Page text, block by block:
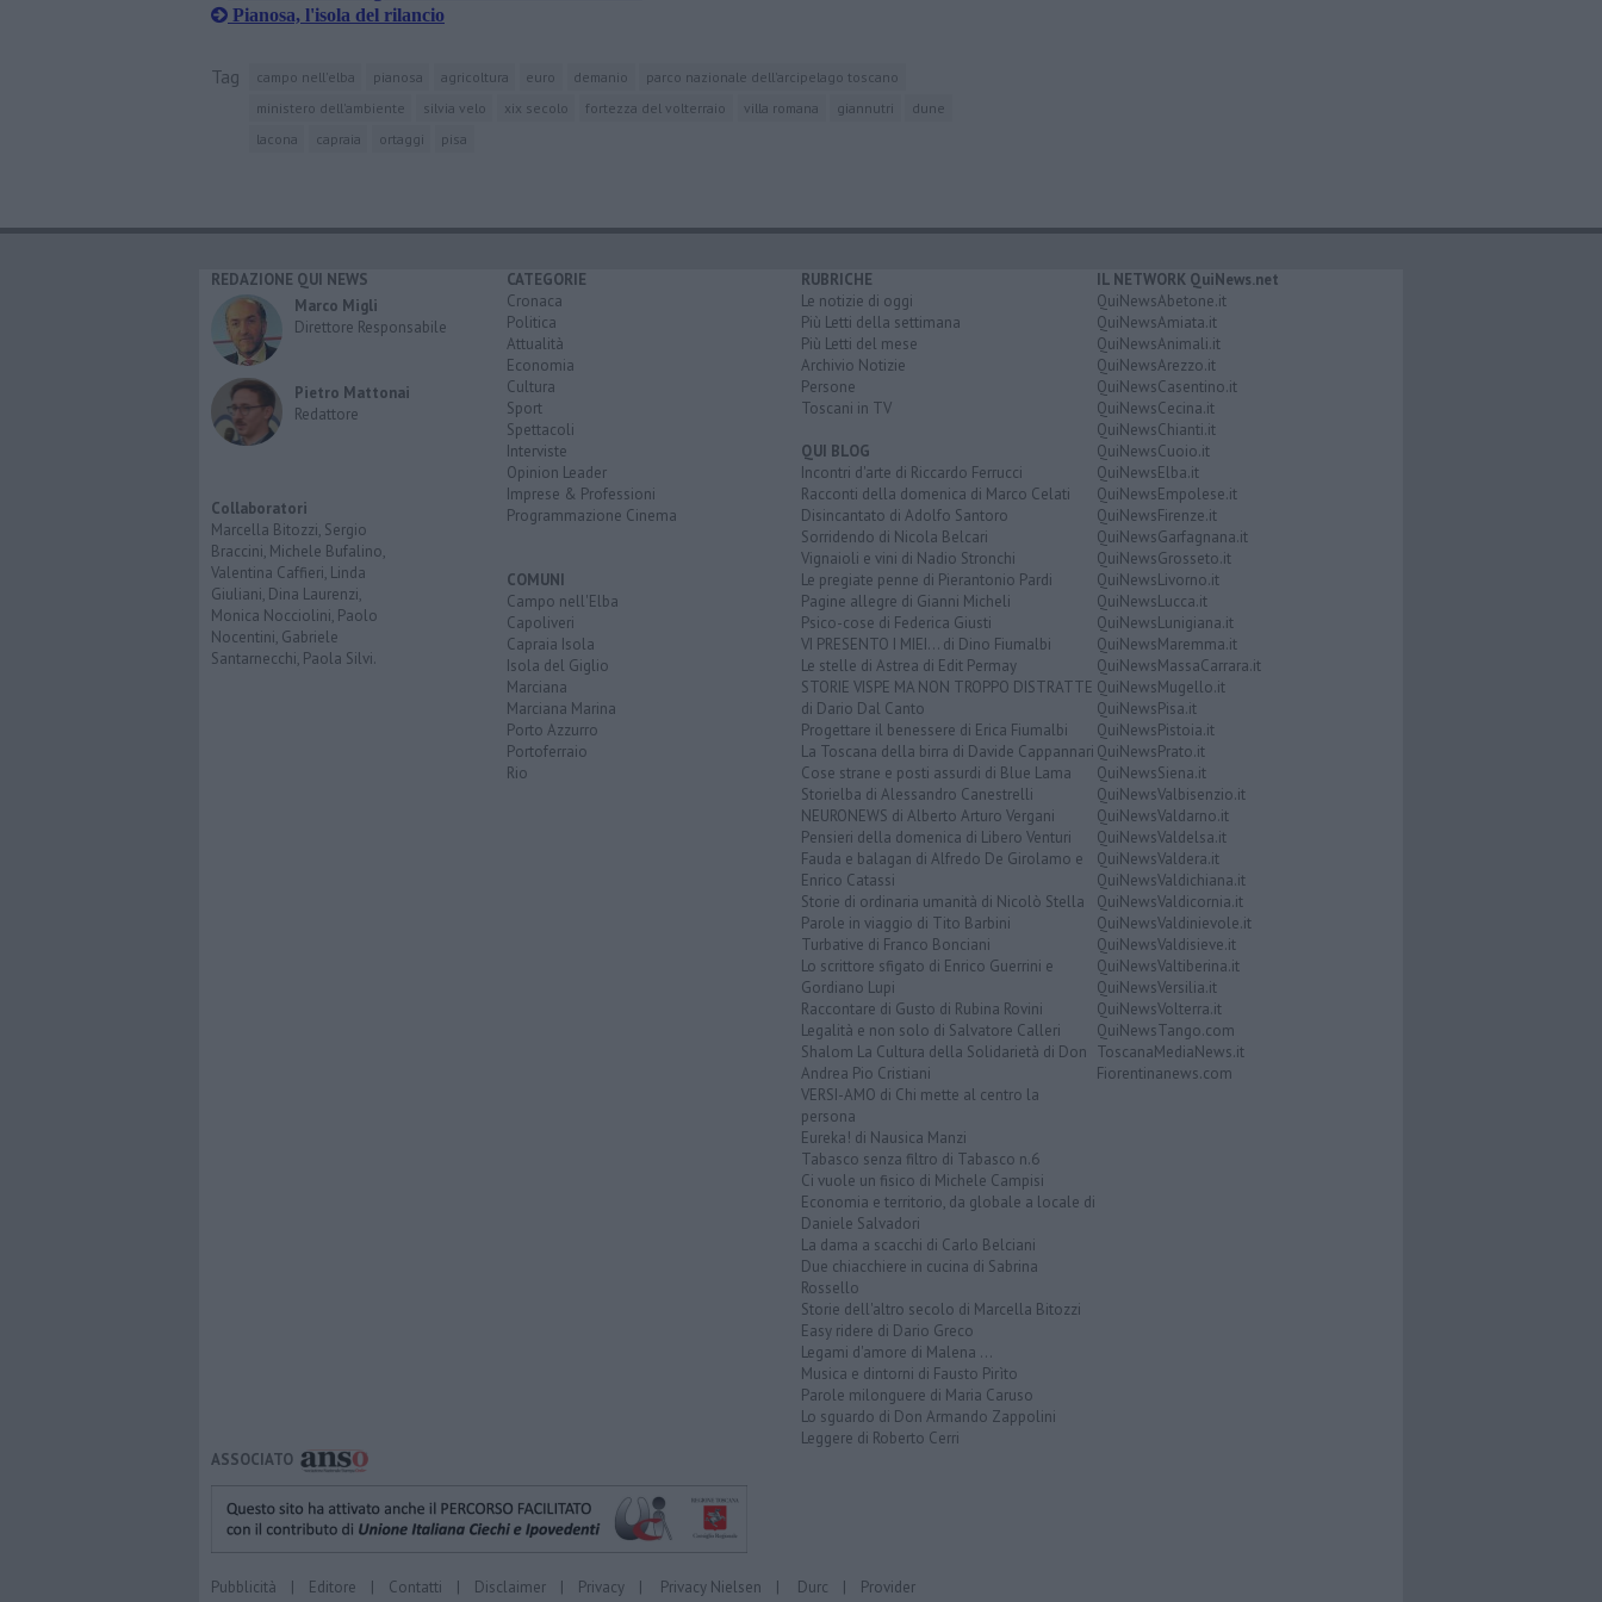
Pianosa, l'isola del rilancio
Tag campo nell'elba pianosa agricoltura euro demanio
parco nazionale dell'arcipelago toscano
ministero dell'ambiente
silvia velo xix secolo fortezza del volterraio villa romana giannutri
dune
lacona
capraia ortaggi pisa
REDAZIONE QUI NEWS
Marco Migli
Direttore Responsabile
Pietro Mattonai
Redattore
Collaboratori
Marcella Bitozzi, Sergio
Braccini, Michele Bufalino,
Valentina Caffieri, Linda
Giuliani, Dina Laurenzi,
Monica Nocciolini, Paolo
Nocentini, Gabriele
Santarnecchi, Paola Silvi.
CATEGORIE
Cronaca
Politica
Attualità
Economia
Cultura
Sport
Spettacoli
Interviste
Opinion Leader
Imprese & Professioni
Programmazione Cinema
COMUNI
Campo nell'Elba
Capoliveri
Capraia Isola
Isola del Giglio
Marciana
Marciana Marina
Porto Azzurro
Portoferraio
Rio
RUBRICHE
Le notizie di oggi
Più Letti della settimana
Più Letti del mese
Archivio Notizie
Persone
Toscani in TV
QUI BLOG
Incontri d'arte di Riccardo Ferrucci
Racconti della domenica di Marco Celati
Disincantato di Adolfo Santoro
Sorridendo di Nicola Belcari
Vignaioli e vini di Nadio Stronchi
Le pregiate penne di Pierantonio Pardi
Pagine allegre di Gianni Micheli
Psico-cose di Federica Giusti
VI PRESENTO I MIEI... di Dino Fiumalbi
Le stelle di Astrea di Edit Permay
STORIE VISPE MA NON TROPPO DISTRATTE
di Dario Dal Canto
Progettare il benessere di Erica Fiumalbi
La Toscana della birra di Davide Cappannari
Cose strane e posti assurdi di Blue Lama
Storielba di Alessandro Canestrelli
NEURONEWS di Alberto Arturo Vergani
Pensieri della domenica di Libero Venturi
Fauda e balagan di Alfredo De Girolamo e
Enrico Catassi
Storie di ordinaria umanità di Nicolò Stella
Parole in viaggio di Tito Barbini
Turbative di Franco Bonciani
Lo scrittore sfigato di Enrico Guerrini e
Gordiano Lupi
Raccontare di Gusto di Rubina Rovini
Legalità e non solo di Salvatore Calleri
Shalom La Cultura della Solidarietà di Don
Andrea Pio Cristiani
VERSI-AMO di Chi mette al centro la
persona
Eureka! di Nausica Manzi
Tabasco senza filtro di Tabasco n.6
Ci vuole un fisico di Michele Campisi
Economia e territorio, da globale a locale di
Daniele Salvadori
La dama a scacchi di Carlo Belciani
Due chiacchiere in cucina di Sabrina
Rossello
Storie dell'altro secolo di Marcella Bitozzi
Easy ridere di Dario Greco
Legami d'amore di Malena ...
Musica e dintorni di Fausto Pirìto
Parole milonguere di Maria Caruso
Lo sguardo di Don Armando Zappolini
Leggere di Roberto Cerri
IL NETWORK QuiNews.net
QuiNewsAbetone.it
QuiNewsAmiata.it
QuiNewsAnimali.it
QuiNewsArezzo.it
QuiNewsCasentino.it
QuiNewsCecina.it
QuiNewsChianti.it
QuiNewsCuoio.it
QuiNewsElba.it
QuiNewsEmpolese.it
QuiNewsFirenze.it
QuiNewsGarfagnana.it
QuiNewsGrosseto.it
QuiNewsLivorno.it
QuiNewsLucca.it
QuiNewsLunigiana.it
QuiNewsMaremma.it
QuiNewsMassaCarrara.it
QuiNewsMugello.it
QuiNewsPisa.it
QuiNewsPistoia.it
QuiNewsPrato.it
QuiNewsSiena.it
QuiNewsValbisenzio.it
QuiNewsValdarno.it
QuiNewsValdelsa.it
QuiNewsValdera.it
QuiNewsValdichiana.it
QuiNewsValdicornia.it
QuiNewsValdinievole.it
QuiNewsValdisieve.it
QuiNewsValtiberina.it
QuiNewsVersilia.it
QuiNewsVolterra.it
QuiNewsTango.com
ToscanaMediaNews.it
Fiorentinanews.com
ASSOCIATO
Pubblicità | Editore | Contatti | Disclaimer | Privacy | Privacy Nielsen | Durc | Provider